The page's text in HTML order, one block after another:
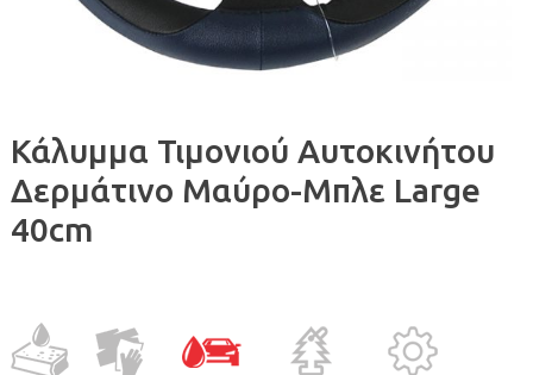
Κάλυμμα Τιμονιού Αυτοκινήτου
Δερμάτινο Μαύρο-Μπλε Large
40cm